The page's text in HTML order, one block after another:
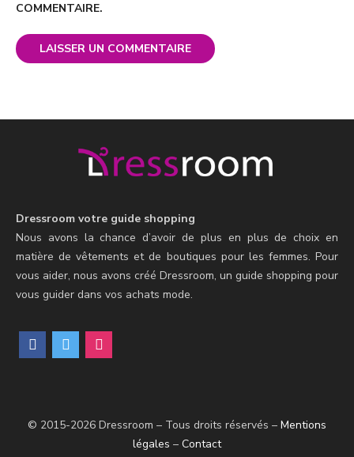
COMMENTAIRE.
Dressroom votre guide shopping
Nous avons la chance d’avoir de plus en plus de choix en
matière de vêtements et de boutiques pour les femmes. Pour
vous aider, nous avons créé Dressroom, un guide shopping pour
vous guider dans vos achats mode.
facebooktwitter mail
© 2015-2026 Dressroom – Tous droits réservés – Mentions
légales – Contact